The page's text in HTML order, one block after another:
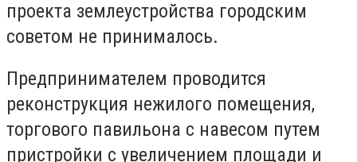
проекта землеустройства городским
советом не принималось.
Предпринимателем проводится
реконструкция нежилого помещения,
торгового павильона с навесом путем
пристройки с увеличением площади и